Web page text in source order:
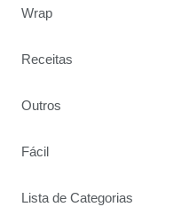
Wrap
Receitas
Outros
Fácil
Lista de Categorias